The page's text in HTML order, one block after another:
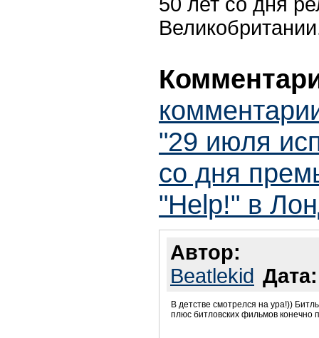
"29 июля
со дня
"Help!" в
Автор:
Beatlekid Дата:
В детстве смотрелся на ура!))
плюс битловских фильмов конечно